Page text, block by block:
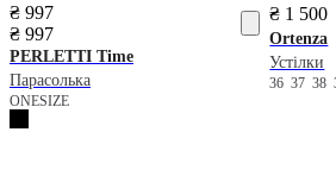
₴ 997
₴ 997
PERLETTI Time
Парасолька
ONESIZE
₴ 1 500
Ortenza
Устілки
363738